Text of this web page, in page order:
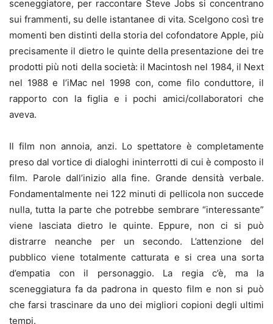
sceneggiatore, per raccontare Steve Jobs si concentrano
sui frammenti, su delle istantanee di vita. Scelgono così tre
momenti ben distinti della storia del cofondatore Apple, più
precisamente il dietro le quinte della presentazione dei tre
prodotti più noti della società: il Macintosh nel 1984, il Next
nel 1988 e l’iMac nel 1998 con, come filo conduttore, il
rapporto con la figlia e i pochi amici/collaboratori che
aveva.
Il film non annoia, anzi. Lo spettatore è completamente
preso dal vortice di dialoghi ininterrotti di cui è composto il
film. Parole dall’inizio alla fine. Grande densità verbale.
Fondamentalmente nei 122 minuti di pellicola non succede
nulla, tutta la parte che potrebbe sembrare “interessante”
viene lasciata dietro le quinte. Eppure, non ci si può
distrarre neanche per un secondo. L’attenzione del
pubblico viene totalmente catturata e si crea una sorta
d’empatia con il personaggio. La regia c’è, ma la
sceneggiatura fa da padrona in questo film e non si può
che farsi trascinare da uno dei migliori copioni degli ultimi
tempi.